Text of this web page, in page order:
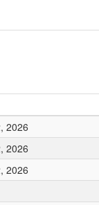
2026
2026
2026